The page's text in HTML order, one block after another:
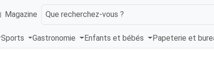
Magazine Que recherchez-vous ?
Sports Gastronomie Enfants et bébés Papeterie et